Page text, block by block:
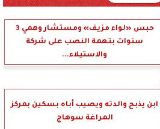
حبس «لواء مزيف» ومستشار وهمي 3
سنوات بتهمة النصب على شركة
والاستيلاء...
ابن يذبح والدته ويصيب أباه بسكين بمركز
المراغة سوهاج